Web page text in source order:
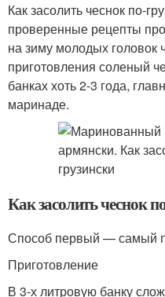
Как засолить чеснок по-
проверенные рецепты
на зиму молодых головок
приготовления соленый
банках хоть 2-3 года,
маринаде.
Как засолить чеснок
Способ первый — самый
Приготовление
В 3-х литровую банку